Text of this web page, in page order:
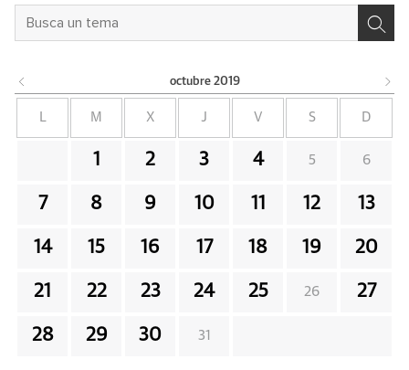
octubre 2019
M X J V S D
1 2 3 4 5 6
7 8 9 10 11 12 13
14 15 16 17 18 19 20
21 22 23 24 25 26 27
28 29 30 31